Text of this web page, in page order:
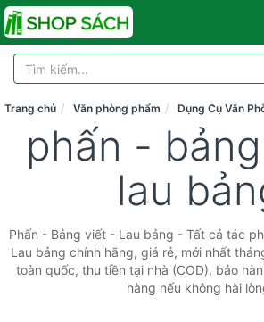
Trang chủ Văn phòng phẩm Dụng Cụ Văn
phấn -
lau
Phấn - Bảng viết - Lau bảng - Tất cả tác
Lau bảng chính hãng, giá rẻ, mới nhất
toàn quốc, thu tiền tại nhà (COD), bảo
hàng nếu không hài